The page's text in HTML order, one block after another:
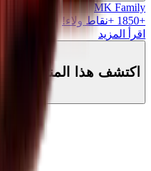
MK Family
+
1850 +نقاط ولاء!
اقرأ المزيد
اكتشف هذا المنتج